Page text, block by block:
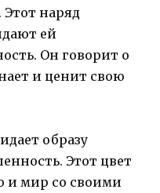
наряд
ей
Он говорит о
и ценит свою
образу
Этот цвет
и мир со своими